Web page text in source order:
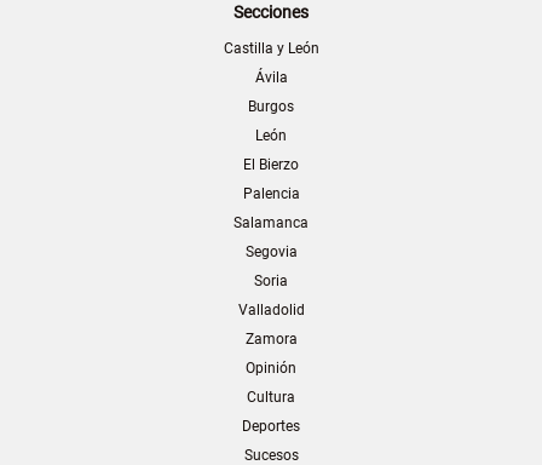
Secciones
Castilla y León
Ávila
Burgos
León
El Bierzo
Palencia
Salamanca
Segovia
Soria
Valladolid
Zamora
Opinión
Cultura
Deportes
Sucesos